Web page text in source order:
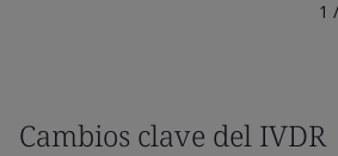
1 /
Cambios clave del IVDR